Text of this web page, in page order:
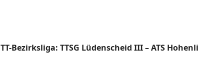
TT-Bezirksliga: TTSG Lüdenscheid III – ATS